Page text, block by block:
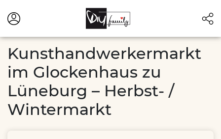
Kunsthandwerkermarkt
im Glockenhaus zu
Lüneburg – Herbst- /
Wintermarkt